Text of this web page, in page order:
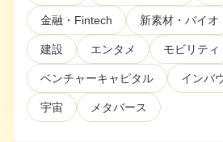
/採用検討企業様
利用規約プライバシーポリシー採用情報 会社概要
パートナーの方へ
金融・Fintech 新素材・バイオ
建設 エンタメ モビリティ
ベンチャーキャピタル インバ
宇宙 メタバース